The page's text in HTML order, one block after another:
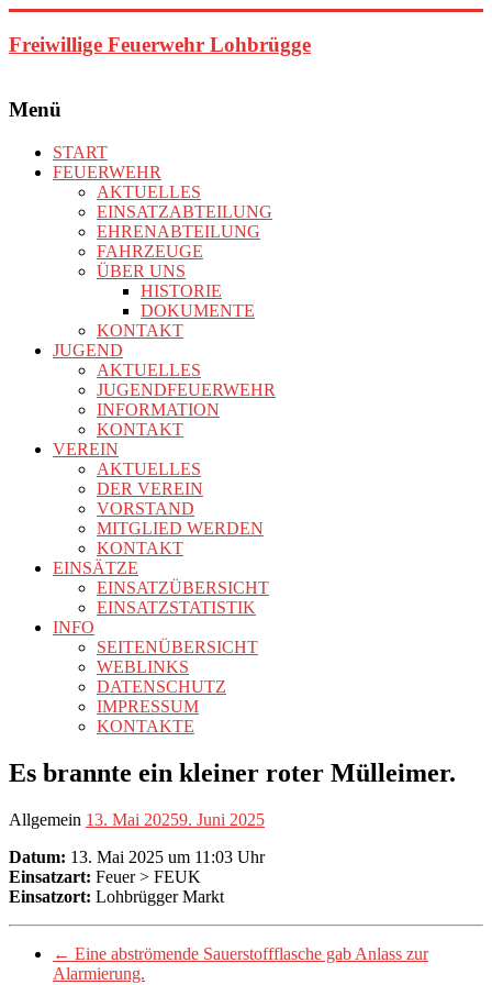
Inhalt
springen
Freiwillige Feuerwehr Lohbrügge
Menü
START
FEUERWEHR
AKTUELLES
EINSATZABTEILUNG
EHRENABTEILUNG
FAHRZEUGE
ÜBER UNS
HISTORIE
DOKUMENTE
KONTAKT
JUGEND
AKTUELLES
JUGENDFEUERWEHR
INFORMATION
KONTAKT
VEREIN
AKTUELLES
DER VEREIN
VORSTAND
MITGLIED WERDEN
KONTAKT
EINSÄTZE
EINSATZÜBERSICHT
EINSATZSTATISTIK
INFO
SEITENÜBERSICHT
WEBLINKS
DATENSCHUTZ
IMPRESSUM
KONTAKTE
Es brannte ein kleiner roter Mülleimer.
Allgemein 13. Mai 20259. Juni 2025
Datum: 13. Mai 2025 um 11:03 Uhr
Einsatzart: Feuer > FEUK
Einsatzort: Lohbrügger Markt
← Eine abströmende Sauerstoffflasche gab Anlass zur
Alarmierung.